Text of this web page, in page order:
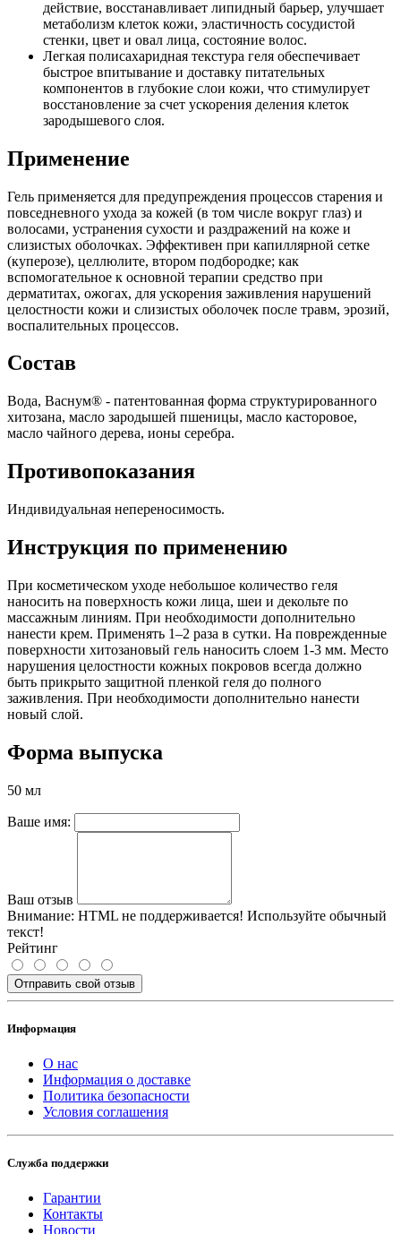
действие, восстанавливает липидный барьер, улучшает
метаболизм клеток кожи, эластичность сосудистой
стенки, цвет и овал лица, состояние волос.
Легкая полисахаридная текстура геля обеспечивает
быстрое впитывание и доставку питательных
компонентов в глубокие слои кожи, что стимулирует
восстановление за счет ускорения деления клеток
зародышевого слоя.
Применение
Гель применяется для предупреждения процессов старения и
повседневного ухода за кожей (в том числе вокруг глаз) и
волосами, устранения сухости и раздражений на коже и
слизистых оболочках. Эффективен при капиллярной сетке
(куперозе), целлюлите, втором подбородке; как
вспомогательное к основной терапии средство при
дерматитах, ожогах, для ускорения заживления нарушений
целостности кожи и слизистых оболочек после травм, эрозий,
воспалительных процессов.
Состав
Вода, Васнум® - патентованная форма структурированного
хитозана, масло зародышей пшеницы, масло касторовое,
масло чайного дерева, ионы серебра.
Противопоказания
Индивидуальная непереносимость.
Инструкция по применению
При косметическом уходе небольшое количество геля
наносить на поверхность кожи лица, шеи и декольте по
массажным линиям. При необходимости дополнительно
нанести крем. Применять 1–2 раза в сутки. На поврежденные
поверхности хитозановый гель наносить слоем 1-3 мм. Место
нарушения целостности кожных покровов всегда должно
быть прикрыто защитной пленкой геля до полного
заживления. При необходимости дополнительно нанести
новый слой.
Форма выпуска
50 мл
Ваше имя:
Ваш отзыв
Внимание: HTML не поддерживается! Используйте обычный
текст!
Рейтинг
Отправить свой отзыв
Информация
О нас
Информация о доставке
Политика безопасности
Условия соглашения
Служба поддержки
Гарантии
Контакты
Новости